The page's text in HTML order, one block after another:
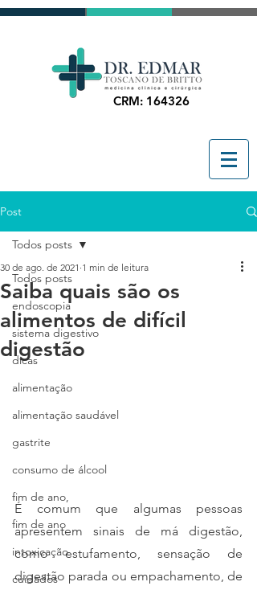
CRM: 164326
Post
Todos posts
endoscopia
sistema digestivo
dicas
alimentação
alimentação saudável
gastrite
consumo de álcool
fim de ano,
fim de ano
intoxicação
cuidados
Todos posts
Saiba quais são os
alimentos de difícil
digestão
30 de ago. de 2021 1 min de leitura
É comum que algumas pessoas
apresentem sinais de má digestão,
como estufamento, sensação de
digestão parada ou empachamento, de